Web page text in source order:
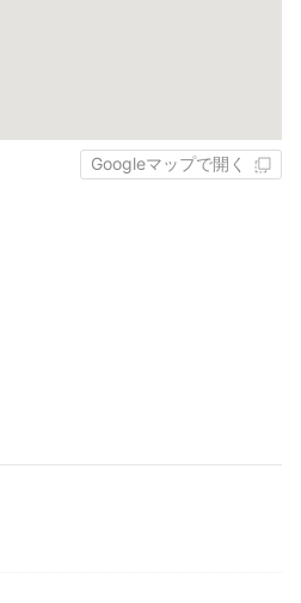
Googleマップで開く